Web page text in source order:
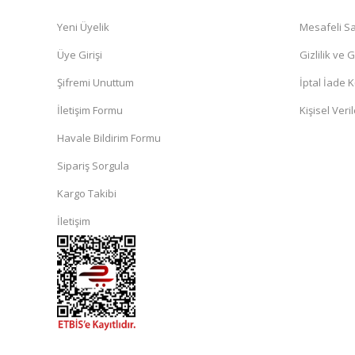
Yeni Üyelik
Üye Girişi
Şifremi Unuttum
İletişim Formu
Havale Bildirim Formu
Sipariş Sorgula
Kargo Takibi
İletişim
Mesafeli
Gizlilik ve
İptal İade
Kişisel